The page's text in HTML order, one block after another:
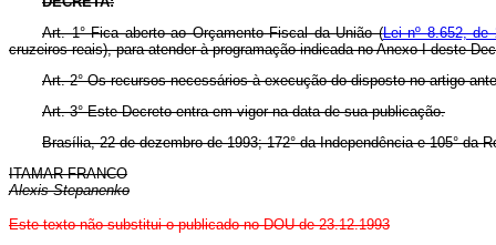
Art. 1° Fica aberto ao Orçamento Fiscal da União (Lei nº 8.652, de
cruzeiros reais), para atender à programação indicada no Anexo I deste
Art. 2° Os recursos necessários à execução do disposto no artigo
Art. 3° Este Decreto entra em vigor na data de sua publicação.
Brasília, 22 de dezembro de 1993; 172° da Independência e 105° da
ITAMAR FRANCO
Alexis Stepanenko
Este texto não substitui o publicado no DOU de 23.12.1993